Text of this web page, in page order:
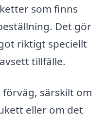
som finns
Det gör
riktigt speciellt
tillfälle.
särskilt om
eller om det